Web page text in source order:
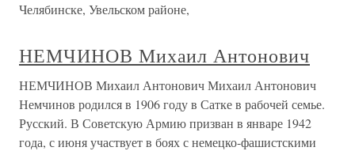
Челябинске, Увельском районе,
НЕМЧИНОВ Михаил Антонович
НЕМЧИНОВ Михаил Антонович Михаил Антонович
Немчинов родился в 1906 году в Сатке в рабочей семье.
Русский. В Советскую Армию призван в январе 1942
года, с июня участвует в боях с немецко-фашистскими